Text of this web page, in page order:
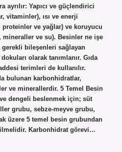
ayrılır: Yapıcı ve güçlendirici
vitaminler), ısı ve enerji
proteinler ve yağlar) ve koruyucu
ve su). Besinler ne işe
gerekli bileşenleri sağlayan
olarak tanımlanır. Gıda
terimleri de kullanılır.
bulunan karbonhidratlar,
ve minerallerdir. 5 Temel Besin
dengeli beslenmek için; süt
grubu, sebze-meyve grubu,
üzere 5 temel besin grubundan
Karbonhidrat görevi…